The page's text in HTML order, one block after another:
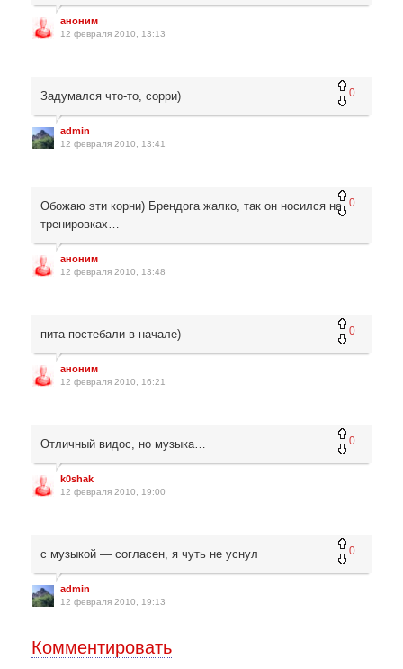
аноним
12 февраля 2010, 13:13
0
Задумался что-то, сорри)
admin
12 февраля 2010, 13:41
0
Обожаю эти корни) Брендога жалко, так он носился на
тренировках…
аноним
12 февраля 2010, 13:48
0
пита постебали в начале)
аноним
12 февраля 2010, 16:21
0
Отличный видос, но музыка…
k0shak
12 февраля 2010, 19:00
0
с музыкой — согласен, я чуть не уснул
admin
12 февраля 2010, 19:13
Комментировать